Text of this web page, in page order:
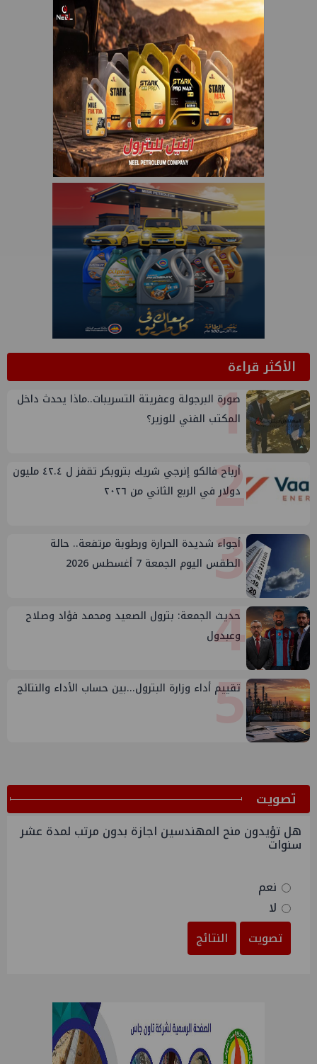
الأكثر قراءة1
صورة البرجولة وعفريتة التسريبات..ماذا يحدث داخل
المكتب الفني للوزير؟
2
أرباح فالكو إنرجي شريك بتروبكر تقفز ل ٤٢.٤ مليون
دولار في الربع الثاني من ٢٠٢٦
3
أجواء شديدة الحرارة ورطوبة مرتفعة.. حالة
الطقس اليوم الجمعة 7 أغسطس 2026
4
حديث الجمعة: بترول الصعيد ومحمد فؤاد وصلاح
وعبدول
5
تقييم أداء وزارة البترول...بين حساب الأداء والنتائج
ﺗﺼﻮﻳﺖ
هل تؤيدون منح المهندسين اجازة بدون مرتب لمدة عشر
سنوات
نعم
لا
تصويت
النتائج